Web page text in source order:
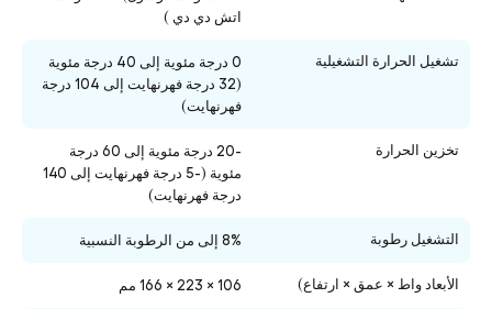
اتش دي دي )
تشغيل الحرارة التشغيلية
0 درجة مئوية إلى 40 درجة مئوية
(32 درجة فهرنهايت إلى 104 درجة
فهرنهايت)
تخزين الحرارة
-20 درجة مئوية إلى 60 درجة
مئوية (-5 درجة فهرنهايت إلى 140
درجة فهرنهايت)
التشغيل رطوبة 8% إلى من الرطوبة النسبية
الأبعاد واط × عمق × ارتفاع) 106 × 223 × 166 مم